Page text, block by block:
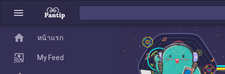
menu
home
home หน้าแรก
My Feed